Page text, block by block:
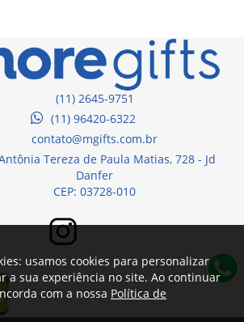
(11) 2645-9751
(11) 96420-6322
contato@mgifts.com.br
Tereza de Paula Matias, 728 - Jd
Danfer
CEP: 03728-010
usamos cookies para personalizar
a sua experiência no site. Ao continuar
com a nossa Política de